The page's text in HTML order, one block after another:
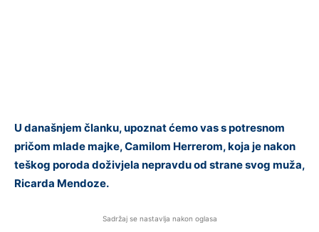
U današnjem članku, upoznat ćemo vas s potresnom
pričom mlade majke, Camilom Herrerom, koja je nakon
teškog poroda doživjela nepravdu od strane svog muža,
Ricarda Mendoze.
Sadržaj se nastavlja nakon oglasa